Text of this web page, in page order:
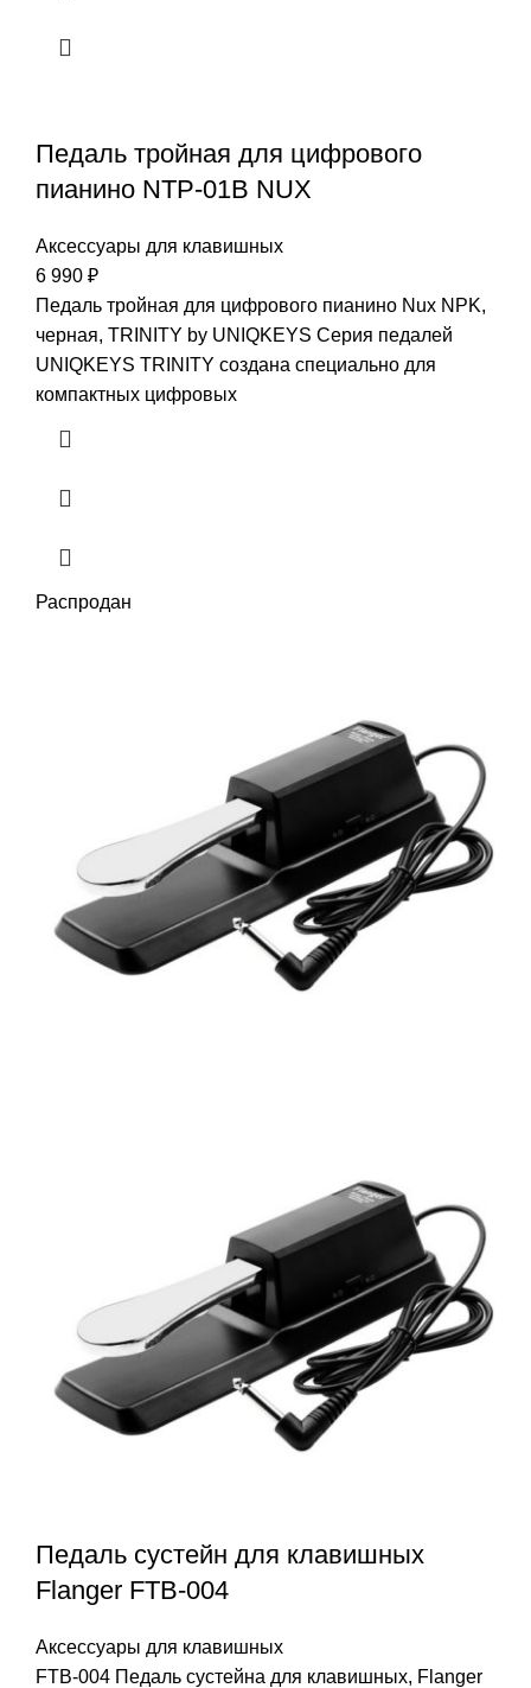
Педаль тройная для цифрового
пианино NTP-01B NUX
Аксессуары для клавишных
6 990 ₽
Педаль тройная для цифрового пианино Nux NPK,
черная, TRINITY by UNIQKEYS Серия педалей
UNIQKEYS TRINITY создана специально для
компактных цифровых
Распродан
Педаль сустейн для клавишных
Flanger FTB-004
Аксессуары для клавишных
FTB-004 Педаль сустейна для клавишных, Flanger